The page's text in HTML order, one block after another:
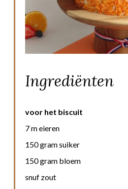
Ingrediënten
voor het biscuit
7 m eieren
150 gram suiker
150 gram bloem
snuf zout